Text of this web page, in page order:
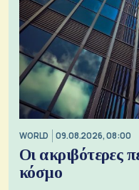
WORLD 09.08.2026, 08:00
Οι ακριβότερες
κόσμο